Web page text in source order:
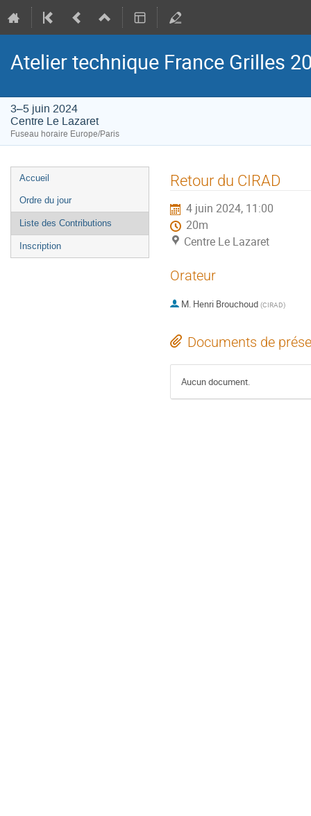
Atelier technique France Grilles
3–5 juin 2024
Centre Le Lazaret
Fuseau horaire Europe/Paris
Menu
de
l'événement
Accueil
Ordre du jour
Liste des Contributions
Inscription
Retour du CIRAD
4 juin 2024, 11:00
20m
Centre Le Lazaret
Orateur
M. Henri Brouchoud (CIRAD)
Documents de
Aucun document.